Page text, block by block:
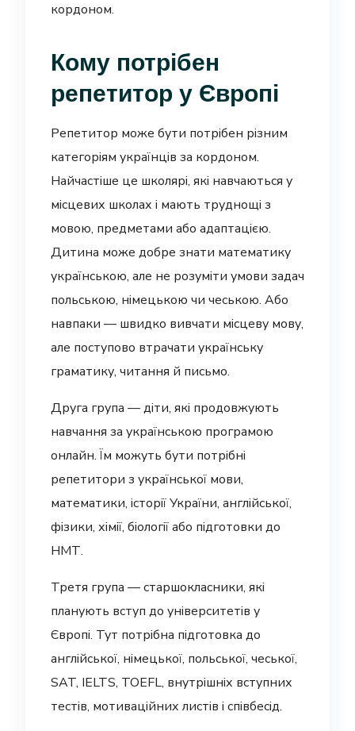
кордоном.
Кому потрібен
репетитор у Європі
Репетитор може бути потрібен різним
категоріям українців за кордоном.
Найчастіше це школярі, які навчаються у
місцевих школах і мають труднощі з
мовою, предметами або адаптацією.
Дитина може добре знати математику
українською, але не розуміти умови задач
польською, німецькою чи чеською. Або
навпаки — швидко вивчати місцеву мову,
але поступово втрачати українську
граматику, читання й письмо.
Друга група — діти, які продовжують
навчання за українською програмою
онлайн. Їм можуть бути потрібні
репетитори з української мови,
математики, історії України, англійської,
фізики, хімії, біології або підготовки до
НМТ.
Третя група — старшокласники, які
планують вступ до університетів у
Європі. Тут потрібна підготовка до
англійської, німецької, польської, чеської,
SAT, IELTS, TOEFL, внутрішніх вступних
тестів, мотиваційних листів і співбесід.